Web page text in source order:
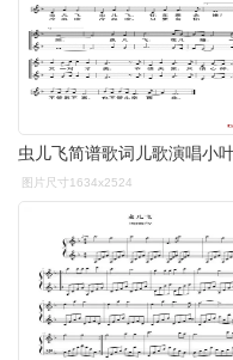
图片尺寸1634x2524